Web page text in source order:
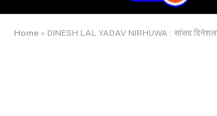
Home » DINESH LAL YADAV NIRHUWA : सांसद दिनेशलाल